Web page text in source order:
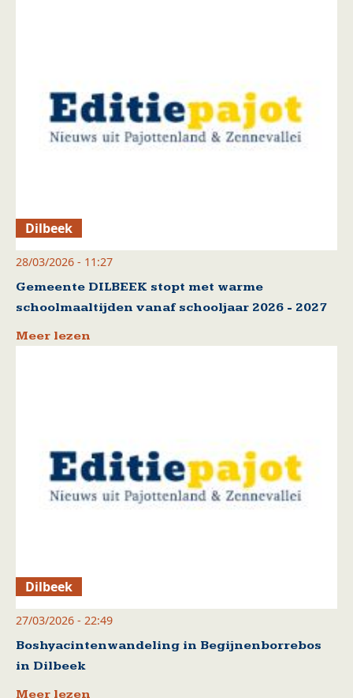
Dilbeek
28/03/2026 - 11:27
Gemeente DILBEEK stopt met warme
schoolmaaltijden vanaf schooljaar 2026 - 2027
Meer lezen
Dilbeek
27/03/2026 - 22:49
Boshyacintenwandeling in Begijnenborrebos
in Dilbeek
Meer lezen